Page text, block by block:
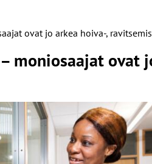
ovat jo arkea hoiva-,
moniosaajat ovat